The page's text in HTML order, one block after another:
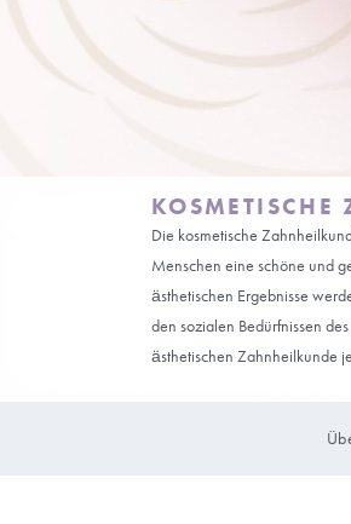
Die kosmetische
Menschen eine